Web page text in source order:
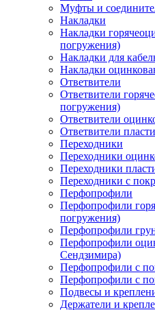
Муфты и
Накладки
Накладки
погружения)
Накладки для
Накладки
Ответвители
Ответвители
погружения)
Ответвители
Ответвители
Переходники
Переходники
Переходники
Переходники с
Перфопрофили
Перфопрофили
погружения)
Перфопрофили
Перфопрофили
Сендзимира)
Перфопрофили с
Перфопрофили с
Подвесы и
Держатели и